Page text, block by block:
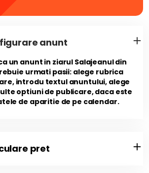
anunt
un anunt in ziarul Salajeanul din
urmati pasii: alege rubrica
introdu textul anuntului, alege
optiuni de publicare, daca este
de aparitie de pe calendar.
pret